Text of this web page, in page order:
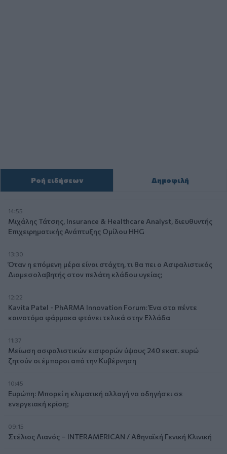
Ροή ειδήσεων Δημοφιλή
14:55
Μιχάλης Τάτσης, Insurance & Healthcare Analyst, διευθυντής
Επιχειρηματικής Ανάπτυξης Ομίλου HHG
13:30
Όταν η επόμενη μέρα είναι στάχτη, τι θα πει ο Ασφαλιστικός
Διαμεσολαβητής στον πελάτη κλάδου υγείας;
12:22
Kavita Patel - PhARMA Innovation Forum: Ένα στα πέντε
καινοτόμα φάρμακα φτάνει τελικά στην Ελλάδα
11:37
Μείωση ασφαλιστικών εισφορών ύψους 240 εκατ. ευρώ
ζητούν οι έμποροι από την Κυβέρνηση
10:45
Ευρώπη: Μπορεί η κλιματική αλλαγή να οδηγήσει σε
ενεργειακή κρίση;
09:15
Στέλιος Λιανός – INTERAMERICAN / Αθηναϊκή Γενική Κλινική